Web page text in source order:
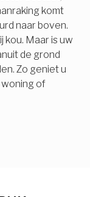
komt
naar boven.
kou. Maar is uw
de grond
Zo geniet u
woning of